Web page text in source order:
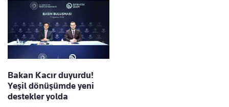
Bakan Kacır duyurdu!
Yeşil dönüşümde yeni
destekler yolda